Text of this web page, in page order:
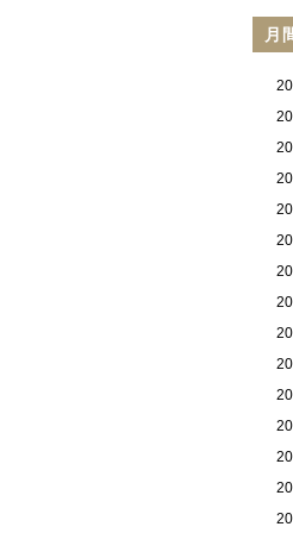
月